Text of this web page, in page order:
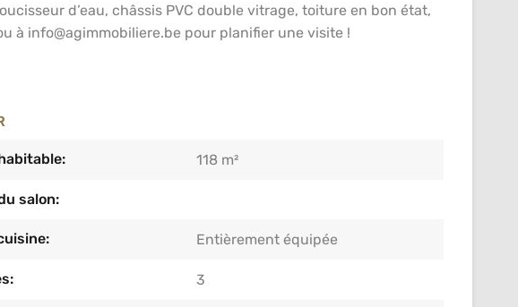
d’eau, châssis PVC double vitrage, toiture en bon état,
à info@agimmobiliere.be pour planifier une visite !
118 m²
salon:
Entièrement équipée
3